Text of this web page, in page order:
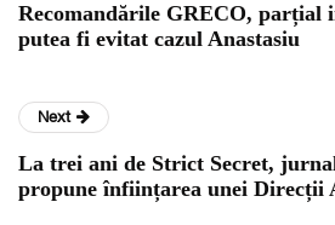
Recomandările GRECO, parțial
putea fi evitat cazul Anastasiu
Next
La trei ani de Strict Secret,
propune înființarea unei Direcții